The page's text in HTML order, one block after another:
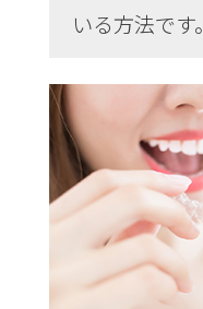
いる方法です。